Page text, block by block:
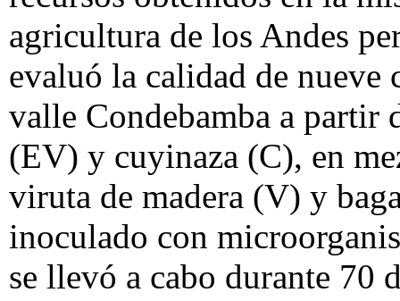
agricultura de los Andes
evaluó la calidad de nueve
valle Condebamba a partir
(EV) y cuyinaza (C), en
viruta de madera (V) y
inoculado con
se llevó a cabo durante 70